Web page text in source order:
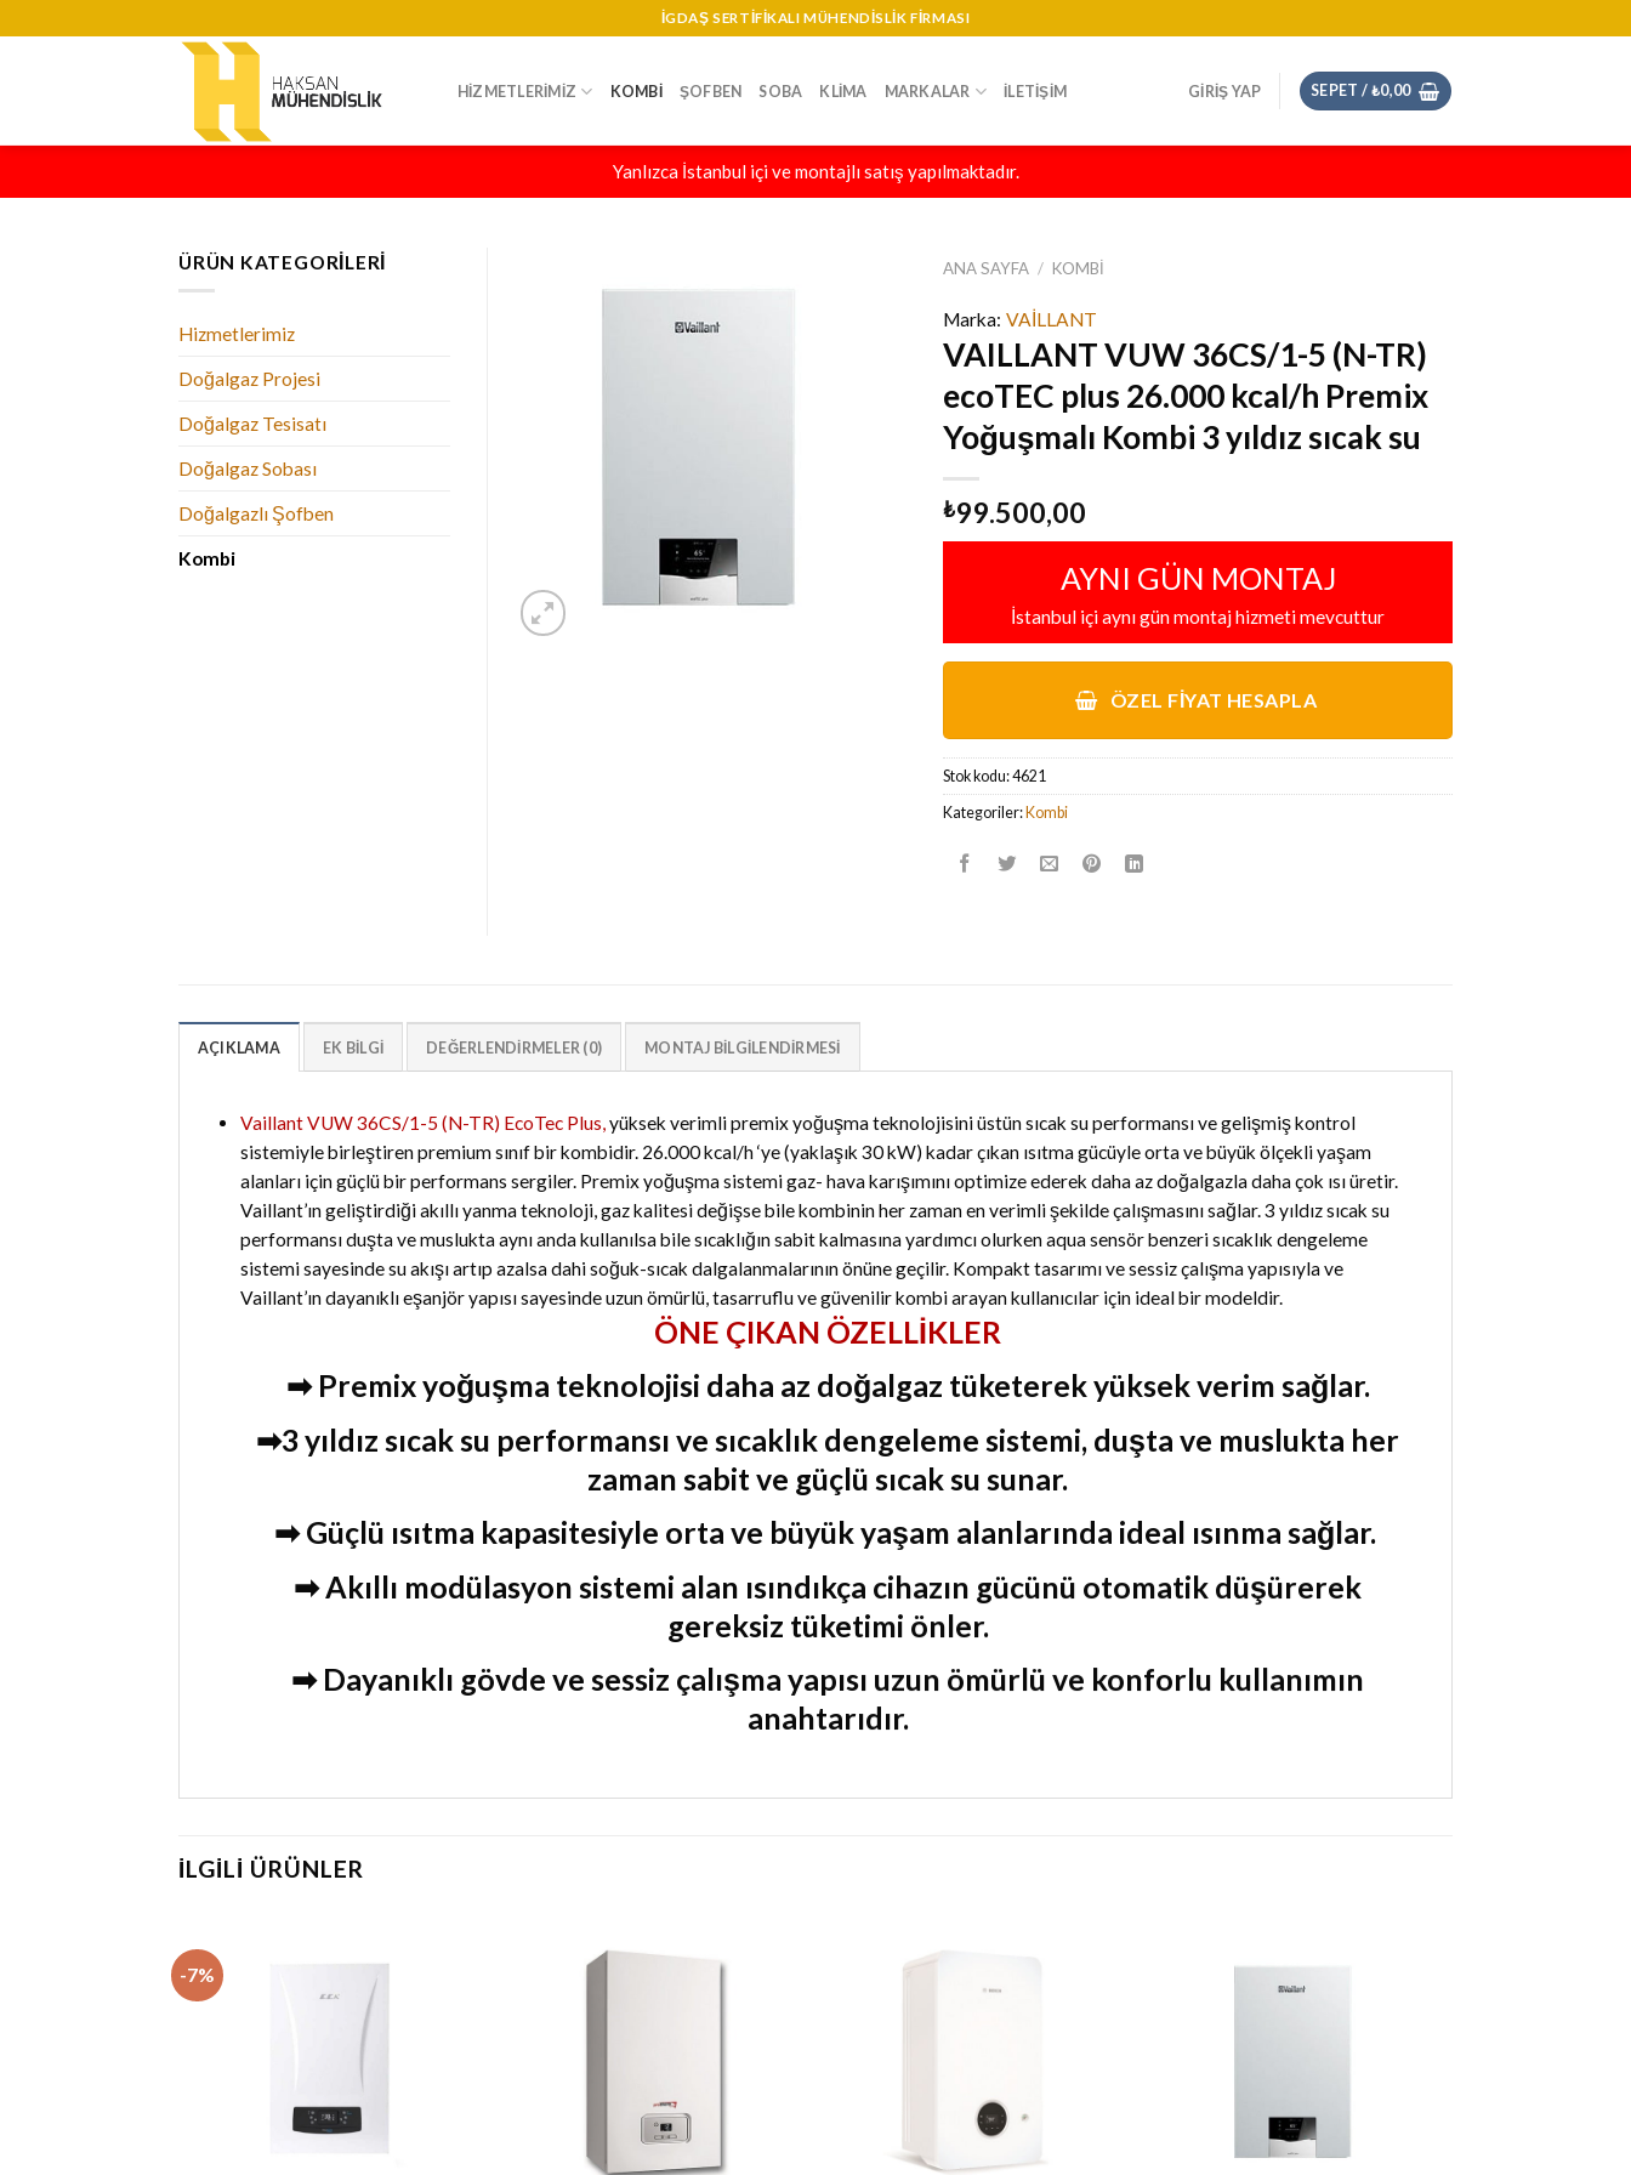
to
IGDAŞ SERTIFIKALI MÜHENDISLIK FIRMASI
HIZMETLERIMIZ KOMBI ŞOFBEN SOBA KLIMA MARKALAR İLETIŞIM GIRIŞ YAP SEPET / ₺0,00
Yanlızca İstanbul içi ve montajlı satış yapılmaktadır.
ANA SAYFA / KOMBI
Marka: VAİLLANT
VAILLANT VUW 36CS/1-5 (N-TR)
ecoTEC plus 26.000 kcal/h Premix
Yoğuşmalı Kombi 3 yıldız sıcak su
₺99.500,00
AYNI GÜN MONTAJ
İstanbul içi aynı gün montaj hizmeti mevcuttur
ÖZEL FIYAT HESAPLA
Stok kodu:4621
Kategoriler: Kombi
ÜRÜN KATEGORILERI
Hizmetlerimiz
Doğalgaz Projesi
Doğalgaz Tesisatı
Doğalgaz Sobası
Doğalgazlı Şofben
Kombi
AÇIKLAMA EK BILGI DEĞERLENDIRMELER (0) MONTAJ BİLGİLENDİRMESİ
Vaillant VUW 36CS/1-5 (N-TR) EcoTec Plus,yüksek verimli premix yoğuşma teknolojisini üstün sıcak su performansı ve gelişmiş kontrol
sistemiyle birleştiren premium sınıf bir kombidir. 26.000 kcal/h ‘ye (yaklaşık 30 kW) kadar çıkan ısıtma gücüyle orta ve büyük ölçekli yaşam
alanları için güçlü bir performans sergiler. Premix yoğuşma sistemi gaz- hava karışımını optimize ederek daha az doğalgazla daha çok ısı üretir.
Vaillant’ın geliştirdiği akıllı yanma teknoloji, gaz kalitesi değişse bile kombinin her zaman en verimli şekilde çalışmasını sağlar. 3 yıldız sıcak su
performansı duşta ve muslukta aynı anda kullanılsa bile sıcaklığın sabit kalmasına yardımcı olurken aqua sensör benzeri sıcaklık dengeleme
sistemi sayesinde su akışı artıp azalsa dahi soğuk-sıcak dalgalanmalarının önüne geçilir. Kompakt tasarımı ve sessiz çalışma yapısıyla ve
Vaillant’ın dayanıklı eşanjör yapısı sayesinde uzun ömürlü, tasarruflu ve güvenilir kombi arayan kullanıcılar için ideal bir modeldir.
ÖNE ÇIKAN ÖZELLİKLER
➡ Premix yoğuşma teknolojisi daha az doğalgaz tüketerek yüksek verim sağlar.
➡3 yıldız sıcak su performansı ve sıcaklık dengeleme sistemi, duşta ve muslukta her
zaman sabit ve güçlü sıcak su sunar.
➡ Güçlü ısıtma kapasitesiyle orta ve büyük yaşam alanlarında ideal ısınma sağlar.
➡ Akıllı modülasyon sistemi alan ısındıkça cihazın gücünü otomatik düşürerek
gereksiz tüketimi önler.
➡ Dayanıklı gövde ve sessiz çalışma yapısı uzun ömürlü ve konforlu kullanımın
anahtarıdır.
İLGILI ÜRÜNLER
-7%